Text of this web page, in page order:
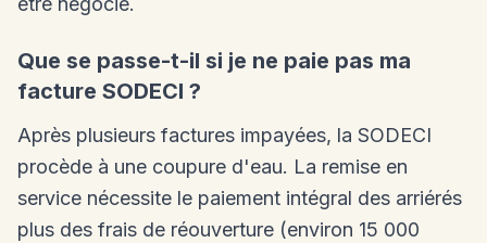
Que se passe-t-il si je ne paie pas ma
facture SODECI ?
Après plusieurs factures impayées, la SODECI
procède à une coupure d'eau. La remise en
service nécessite le paiement intégral des arriérés
plus des frais de réouverture (environ 15 000